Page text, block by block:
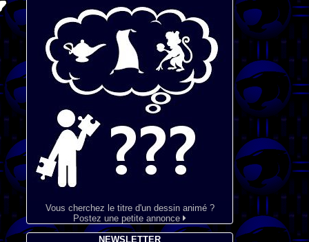
Vous cherchez le titre d'un dessin animé ?
Postez une petite annonce
NEWSLETTER